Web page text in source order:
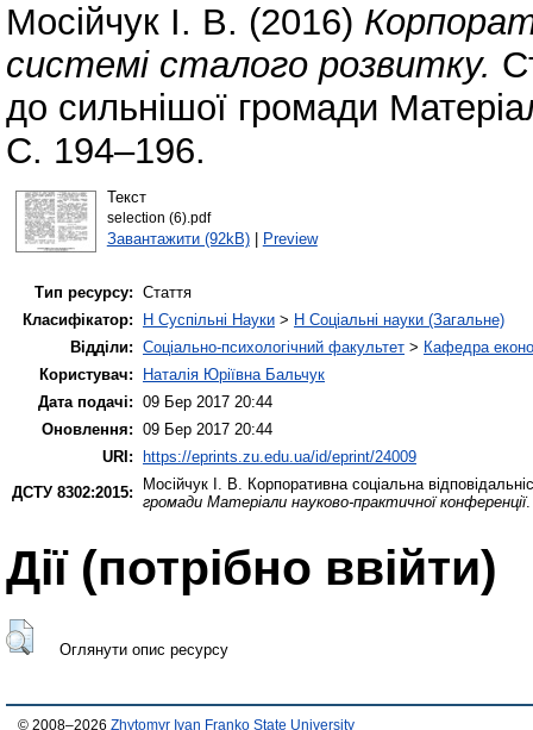
Мосійчук І. В. (2016)
системі сталого розвитку.
до сильнішої громади
С. 194–196.
Текст
selection (6).pdf
Завантажити (92kB)| Preview
Тип ресурсу: Стаття
Класифікатор:
H Суспільні Науки > H Соціальні науки (Загальне)
Відділи: Соціально-психологічний факультет > Кафедра
Користувач:
Наталія Юріївна Бальчук
Дата подачі: 09 Бер 2017 20:44
Оновлення: 09 Бер 2017 20:44
URI:
https://eprints.zu.edu.ua/id/eprint/24009
ДСТУ 8302:2015:
Мосійчук І. В. Корпоративна соціальна
громади Матеріали науково-практичної конференції.
Дії ​​(потрібно ввійти)
Оглянути опис ресурсу
© 2008–2026 Zhytomyr Ivan Franko State University